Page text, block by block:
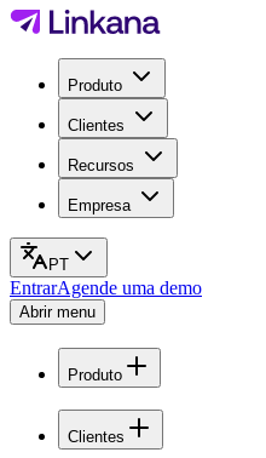
Produto
Clientes
Recursos
Empresa
PT
EntrarAgende uma demo
Abrir menu
Produto
Clientes